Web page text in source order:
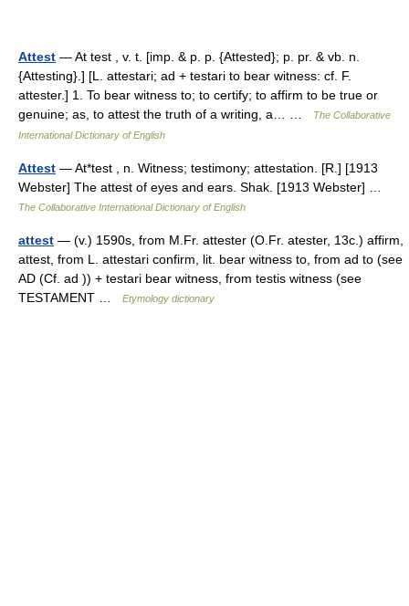
Attest — At test , v. t. [imp. & p. p. {Attested}; p. pr. & vb. n.
{Attesting}.] [L. attestari; ad + testari to bear witness: cf. F.
attester.] 1. To bear witness to; to certify; to affirm to be true or
genuine; as, to attest the truth of a writing, a… …
The Collaborative
International Dictionary of English
Attest — At*test , n. Witness; testimony; attestation. [R.] [1913
Webster] The attest of eyes and ears. Shak. [1913 Webster] …
The Collaborative International Dictionary of English
attest — (v.) 1590s, from M.Fr. attester (O.Fr. atester, 13c.) affirm,
attest, from L. attestari confirm, lit. bear witness to, from ad to (see
AD (Cf. ad )) + testari bear witness, from testis witness (see
TESTAMENT …
Etymology dictionary